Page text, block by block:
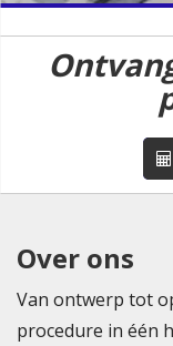
Over ons
Van ontwerp tot
procedure in één